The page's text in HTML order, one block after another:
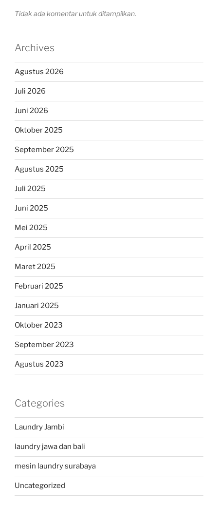
Tidak ada komentar untuk ditampilkan.
Archives
Agustus 2026
Juli 2026
Juni 2026
Oktober 2025
September 2025
Agustus 2025
Juli 2025
Juni 2025
Mei 2025
April 2025
Maret 2025
Februari 2025
Januari 2025
Oktober 2023
September 2023
Agustus 2023
Categories
Laundry Jambi
laundry jawa dan bali
mesin laundry surabaya
Uncategorized